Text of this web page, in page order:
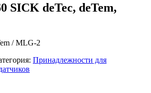
SICK deTec, deTem,
/ MLG-2
Принадлежности для